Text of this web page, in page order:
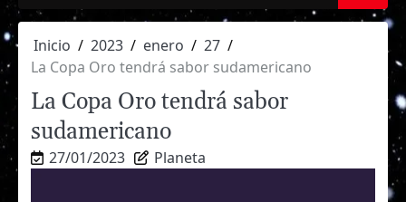
Inicio 2023 enero
27
La Copa Oro tendrá sabor sudamericano
La Copa Oro tendrá sabor
sudamericano
27/01/2023 Planeta